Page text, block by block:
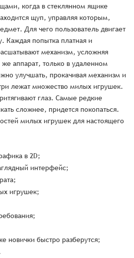
когда в стеклянном ящике
щуп, управляя которым,
Для чего пользователь двигает
Каждая попытка платная и
механизм, усложняя
аппарат, только в удаленном
улучшать, прокачивая механизм и
лежат множество милых игрушек.
глаз. Самые редкие
сложнее, придется покопаться.
милых игрушек для настоящего
в 2D;
интерфейс;
игрушек;
новички быстро разберутся;